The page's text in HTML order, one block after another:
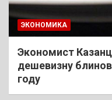
ЭКОНОМИКА
Экономист
дешевизну
году